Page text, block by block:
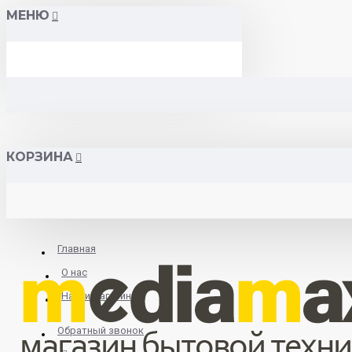
МЕНЮ
КОРЗИНА
Главная
О нас
Найти магазин
Обратный звонок